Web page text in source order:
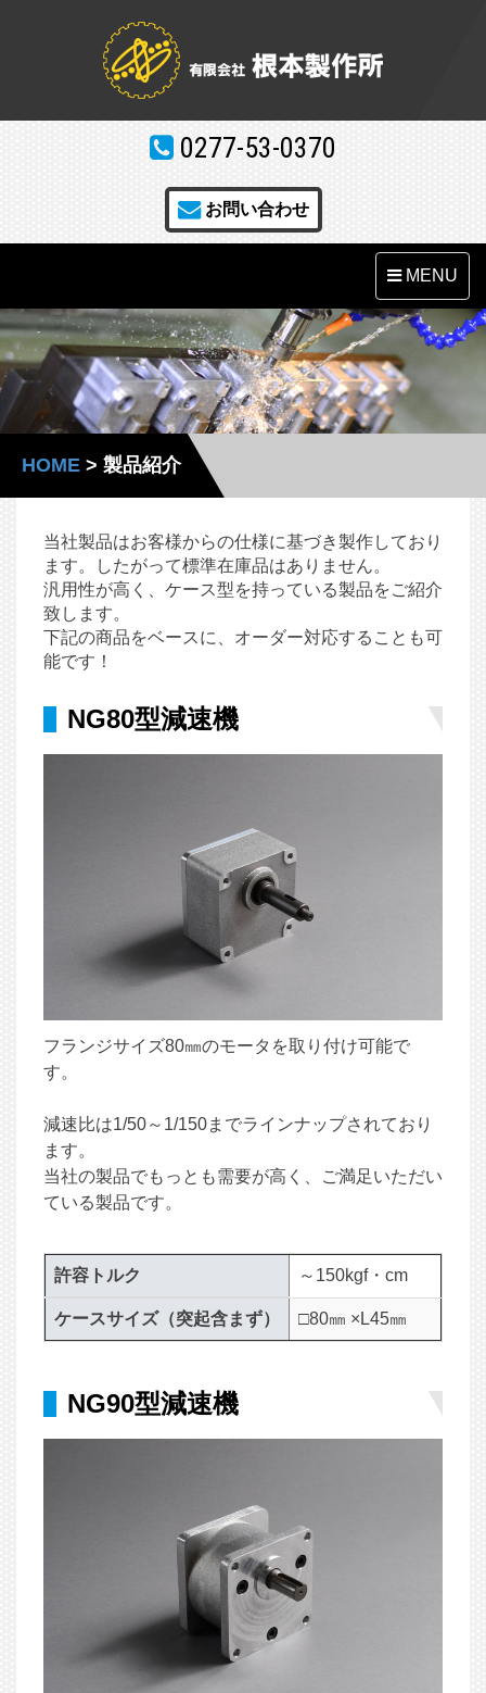
0277-53-0370
お問い合わせ
MENU
HOME > 製品紹介
当社製品はお客様からの仕様に基づき製作しており
ます。したがって標準在庫品はありません。
汎用性が高く、ケース型を持っている製品をご紹介
致します。
下記の商品をベースに、オーダー対応することも可
能です！
NG80型減速機
フランジサイズ80㎜のモータを取り付け可能で
す。
減速比は1/50～1/150までラインナップされており
ます。
当社の製品でもっとも需要が高く、ご満足いただい
ている製品です。
許容トルク ～150kgf・cm
ケースサイズ（突起含まず） □80㎜ ×L45㎜
NG90型減速機